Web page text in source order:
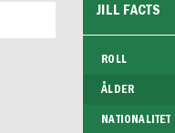
JILL FACTS
ROLL
ÅLDER
NATIONALITET